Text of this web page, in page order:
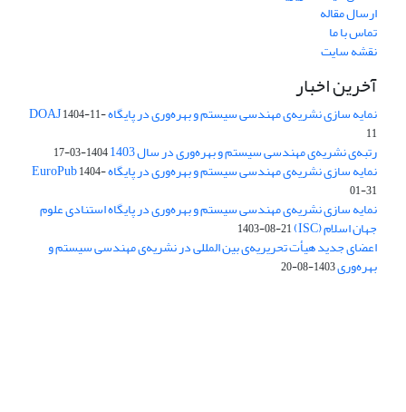
ارسال مقاله
تماس با ما
نقشه سایت
آخرین اخبار
نمایه سازی نشریه‌ی مهندسی سیستم و بهره‌وری در پایگاه DOAJ1404-11-
11
رتبه‌ی نشریه‌ی مهندسی سیستم و بهره‌وری در سال 1403 1404-03-17
نمایه سازی نشریه‌ی مهندسی سیستم و بهره‌وری در پایگاه EuroPub1404-
01-31
نمایه سازی نشریه‌ی مهندسی سیستم و بهره‌وری در پایگاه استنادی علوم
جهان اسلام (ISC) 1403-08-21
اعضای جدید هیأت تحریریه‌ی بین المللی در نشریه‌ی مهندسی سیستم و
بهره‌وری1403-08-20